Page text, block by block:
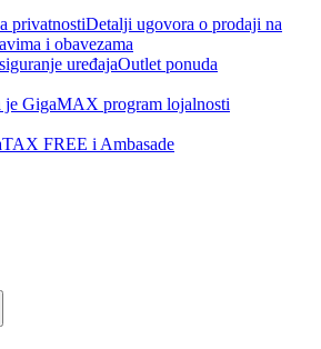
privatnostiDetalji ugovora o prodaji na
i obavezama
uređajaOutlet ponuda
je GigaMAX program lojalnosti
TAX FREE i Ambasade